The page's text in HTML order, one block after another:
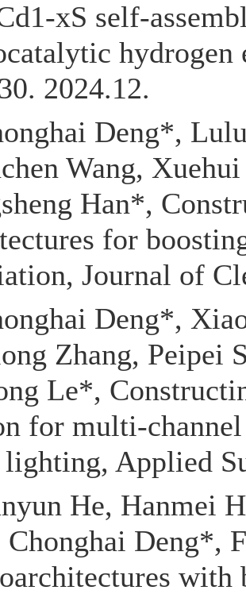
xS self-
2024.12.
Deng*,
Wang,
Han*,
for
Journal of
Deng*,
Zhang, Peipei
Le*,
for multi-
Applied
He, Hanmei
Chonghai Deng*,